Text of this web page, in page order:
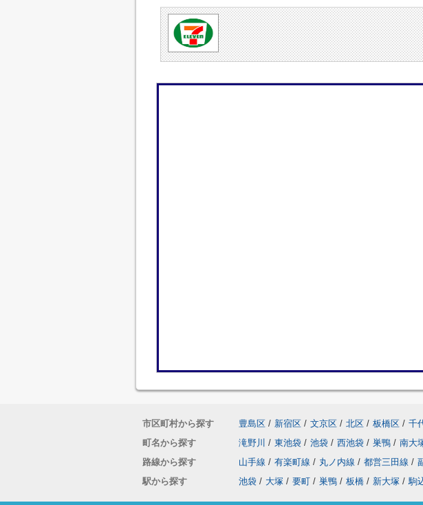
市区町村から探す 豊島区 / 新宿区 / 文京区 / 北区 / 板橋区 / 千
町名から探す
滝野川 / 東池袋 / 池袋 / 西池袋 / 巣鴨 / 南大
路線から探す
山手線 / 有楽町線 / 丸ノ内線 / 都営三田線 /
駅から探す
池袋 / 大塚 / 要町 / 巣鴨 / 板橋 / 新大塚 / 駒